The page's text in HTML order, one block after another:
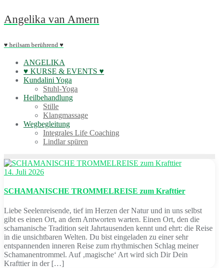
Skip
to
Angelika van Amern
♥ heilsam berührend ♥
ANGELIKA
♥ KURSE & EVENTS ♥
Kundalini Yoga
Stuhl-Yoga
Heilbehandlung
Stille
Klangmassage
Wegbegleitung
Integrales Life Coaching
Lindlar spüren
14. Juli 2026
SCHAMANISCHE TROMMELREISE zum Krafttier
Liebe Seelenreisende, tief im Herzen der Natur und in uns selbst
gibt es einen Ort, an dem Antworten warten. Einen Ort, den die
schamanische Tradition seit Jahrtausenden kennt und ehrt: die Reise
in die unsichtbaren Welten. Du bist eingeladen zu einer sehr
entspannenden inneren Reise zum rhythmischen Schlag meiner
Schamanentrommel. Auf ‚magische‘ Art wird sich Dir Dein
Krafttier in der […]